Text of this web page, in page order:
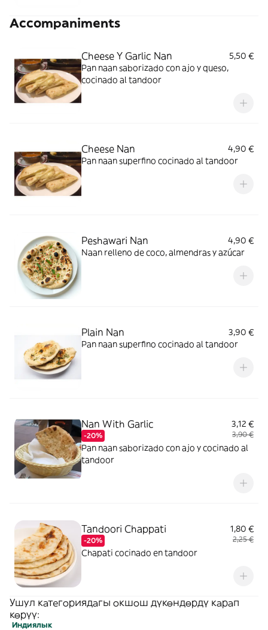
Accompaniments
Cheese Y Garlic Nan
5,50 €
Pan naan saborizado con ajo y queso,
cocinado al tandoor
Cheese Nan
4,90 €
Pan naan superfino cocinado al tandoor
Peshawari Nan
4,90 €
Naan relleno de coco, almendras y azúcar
Plain Nan
3,90 €
Pan naan superfino cocinado al tandoor
Nan With Garlic
-20%
3,12 €
3,90 €
Pan naan saborizado con ajo y cocinado al
tandoor
Tandoori Chappati
-20%
1,80 €
2,25 €
Chapati cocinado en tandoor
Ушул категориядагы окшош дүкөндөрдү карап
көрүү:
Индиялык